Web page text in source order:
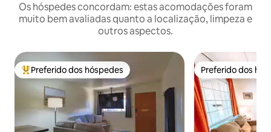
Os hóspedes concordam: estas acomodações foram
muito bem avaliadas quanto a localização, limpeza e
outros aspectos.
Entre os melhores preferidos dos hóspedes
Preferido dos hóspedes Preferido dos
Preferido dos